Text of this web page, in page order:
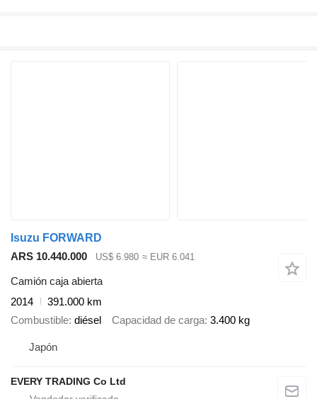
Isuzu FORWARD
ARS 10.440.000
US$ 6.980 ≈ EUR 6.041
Camión caja abierta
2014
391.000 km
Combustible diésel Capacidad de carga 3.400 kg
Japón
EVERY TRADING Co Ltd